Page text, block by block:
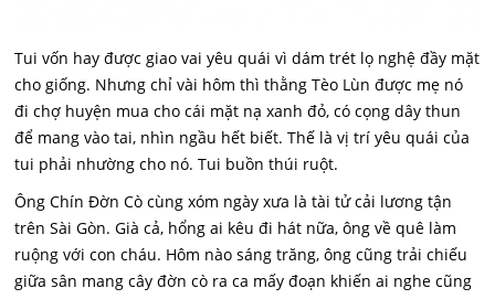
Tui vốn hay được giao vai yêu quái vì dám trét lọ nghệ đầy mặt
cho giống. Nhưng chỉ vài hôm thì thằng Tèo Lùn được mẹ nó
đi chợ huyện mua cho cái mặt nạ xanh đỏ, có cọng dây thun
để mang vào tai, nhìn ngầu hết biết. Thế là vị trí yêu quái của
tui phải nhường cho nó. Tui buồn thúi ruột.
Ông Chín Đờn Cò cùng xóm ngày xưa là tài tử cải lương tận
trên Sài Gòn. Già cả, hổng ai kêu đi hát nữa, ông về quê làm
ruộng với con cháu. Hôm nào sáng trăng, ông cũng trải chiếu
giữa sân mang cây đờn cò ra ca mấy đoạn khiến ai nghe cũng